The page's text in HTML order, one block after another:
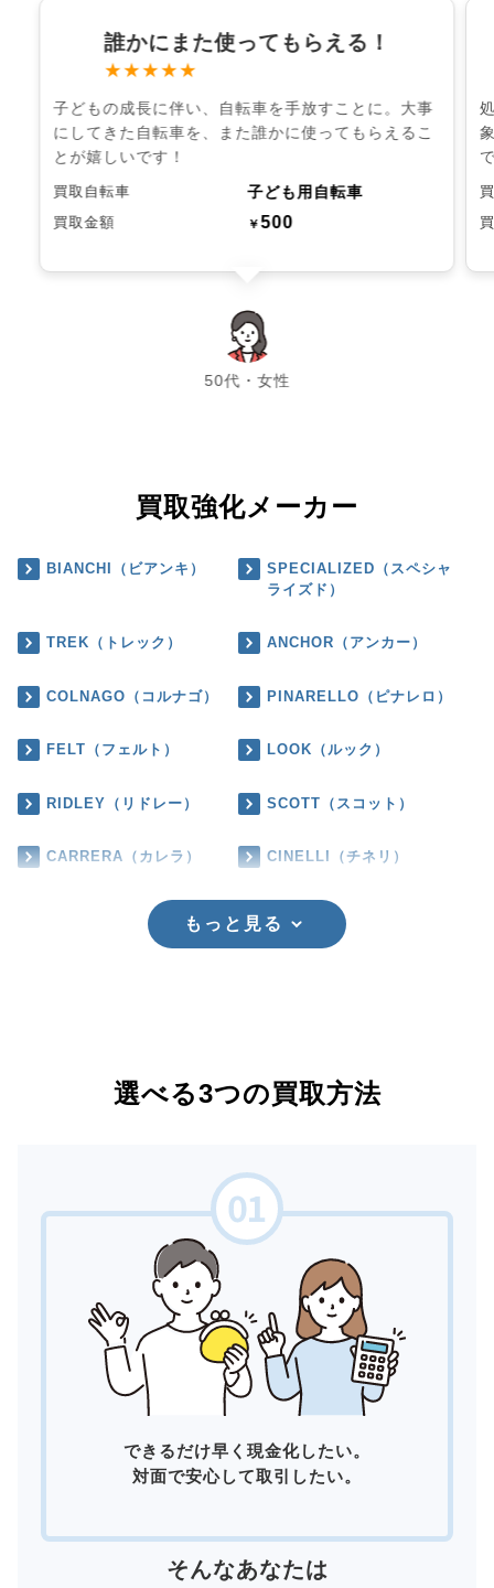
誰かにまた使ってもらえる！
★★★★★
子どもの成長に伴い、自転車を手放すことに。大事
にしてきた自転車を、また誰かに使ってもらえるこ
とが嬉しいです！
買取自転車 子ども用自転車
買取金額 ￥500
50代・女性
chevron_left chevron_right
買取強化メーカー
BIANCHI（ビアンキ）
SPECIALIZED（スペシャ
ライズド）
TREK（トレック） ANCHOR（アンカー）
COLNAGO（コルナゴ） PINARELLO（ピナレロ）
FELT（フェルト） LOOK（ルック）
RIDLEY（リドレー） SCOTT（スコット）
CARRERA（カレラ） CINELLI（チネリ）
もっと見る
選べる3つの買取方法
できるだけ早く現金化したい。
対面で安心して取引したい。
そんなあなたは